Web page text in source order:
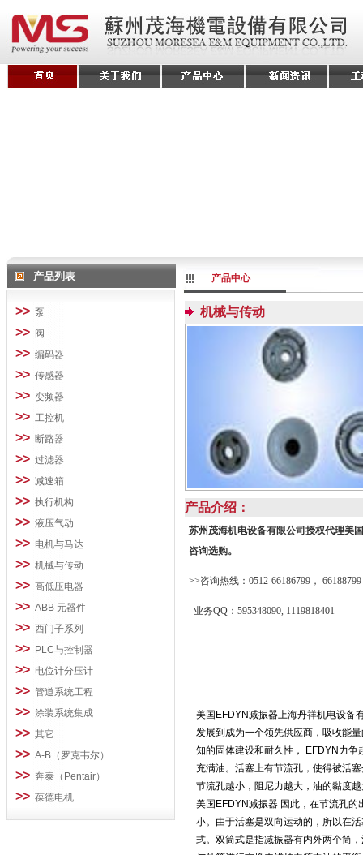
产品列表
>> 泵
>> 阀
>> 编码器
>> 传感器
>> 变频器
>> 工控机
>> 断路器
>> 过滤器
>> 减速箱
>> 执行机构
>> 液压气动
>> 电机与马达
>> 机械与传动
>> 高低压电器
>> ABB 元器件
>> 西门子系列
>> PLC与控制器
>> 电位计分压计
>> 管道系统工程
>> 涂装系统集成
>> 其它
>> A-B（罗克韦尔）
>> 奔泰（Pentair）
>> 葆德电机
产品中心
机械与传动
产品介绍：
苏州茂海机电设备有限公司授权代理美国
咨询选购。
>>咨询热线：0512-66186799， 66188799
业务QQ：595348090, 1119818401
美国EFDYN减振器上海丹祥机电设备
发展到成为一个领先供应商，吸收能
知的固体建设和耐久性， EFDYN力
充满油。活塞上有节流孔，使得被活
节流孔越小，阻尼力越大，油的黏度
美国EFDYN减振器 因此，在节流孔
小。由于活塞是双向运动的，所以在
式。双筒式是指减振器有内外两个筒